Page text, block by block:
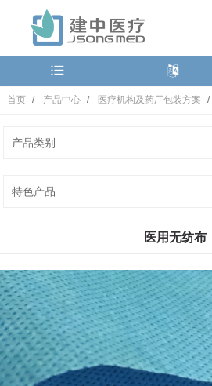
首页 产品中心 医疗机构及药厂包装方案
产品类别
特色产品
医用无纺布